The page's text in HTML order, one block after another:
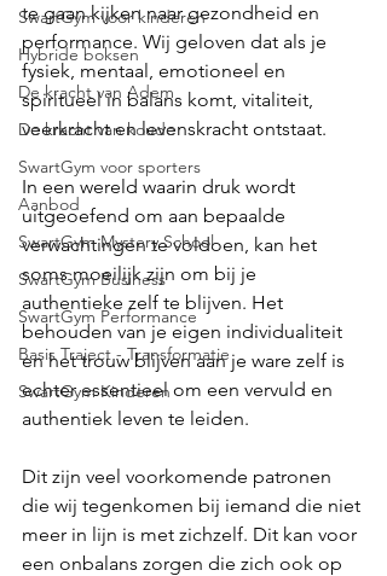
SwartGym voor kinderen
Hybride boksen
De kracht van Adem
De kracht van koude
SwartGym voor sporters
Aanbod
SwartGym Mystery School
SwartGym Business
SwartGym Performance
Basis Traject - Transformatie
SwartGym Kinderen
te gaan kijken naar gezondheid en
performance. Wij geloven dat als je
fysiek, mentaal, emotioneel en
spiritueel in balans komt, vitaliteit,
veerkracht en levenskracht ontstaat.
In een wereld waarin druk wordt
uitgeoefend om aan bepaalde
verwachtingen te voldoen, kan het
soms moeilijk zijn om bij je
authentieke zelf te blijven. Het
behouden van je eigen individualiteit
en het trouw blijven aan je ware zelf is
echter essentieel om een vervuld en
authentiek leven te leiden.
Dit zijn veel voorkomende patronen
die wij tegenkomen bij iemand die niet
meer in lijn is met zichzelf. Dit kan voor
een onbalans zorgen die zich ook op